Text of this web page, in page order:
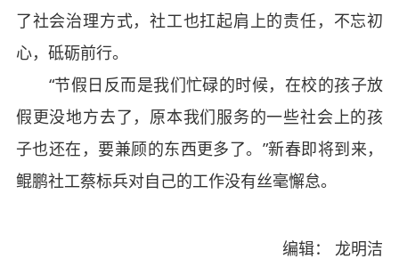
了社会治理方式，社工也扛起肩上的责任，不忘初
心，砥砺前行。
“节假日反而是我们忙碌的时候，在校的孩子放
假更没地方去了，原本我们服务的一些社会上的孩
子也还在，要兼顾的东西更多了。”新春即将到来，
鲲鹏社工蔡标兵对自己的工作没有丝毫懈怠。
编辑： 龙明洁